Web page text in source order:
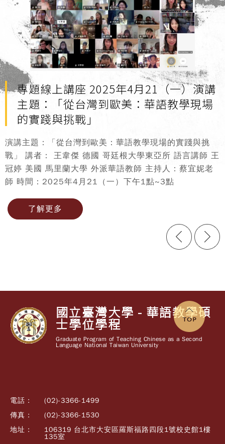
專題線上講座 2025年4月21（一）演講
主題：「從台灣到歐美：華語教學現場
的實踐與挑戰」
演講主題：「從台灣到歐美：華語教學現場的實踐與挑
戰」 講者： 王韋傑 德國 哥廷根大學東亞所 語言講師 王
冠婷 美國 馬里蘭大學 外派華語教師 主持人：蔡宜妮老
師 時間：2025年4月21（一）下午1點~3點
了解更多
國立臺灣大學 - 華語教學碩
士學位學程
Graduate Program of Teaching Chinese as a Second
Language National Taiwan University
電話 :
(02)-3366-1499
傳真 :
(02)-3366-1530
地址 :
106319 台北市大安區羅斯福路四段1號校史館1樓
135室